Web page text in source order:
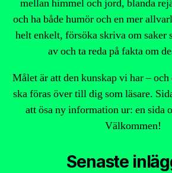
mellan himmel och jord, blanda
och ha både humör och en mer
helt enkelt, försöka skriva om saker
av och ta reda på fakta om
Målet är att den kunskap vi har –
ska föras över till dig som läsare.
att ösa ny information ur: en sida
Välkommen!
Senaste